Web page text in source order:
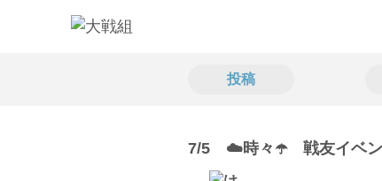
投稿
7/5 ☁️時々☂️ 戦友イベン